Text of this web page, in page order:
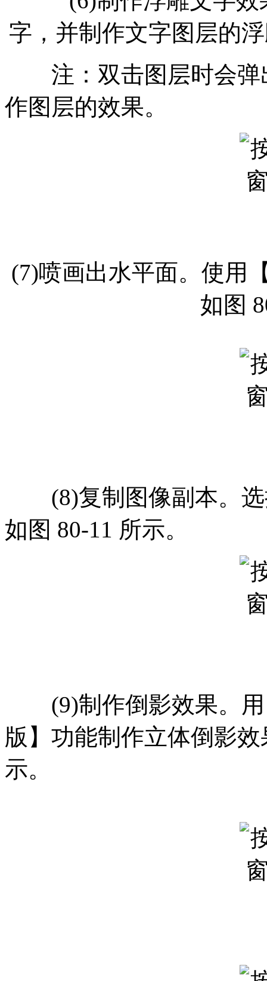
字，并制作文字图层的
注：双击图层时会弹
作图层的效果。
(7)喷画出水平面。使用
如图
(8)复制图像副本。选
如图 80-11 所示。
(9)制作倒影效果。用
版】功能制作立体倒影
示。